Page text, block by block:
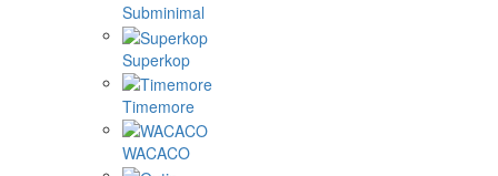
Subminimal
Superkop
Timemore
WACACO